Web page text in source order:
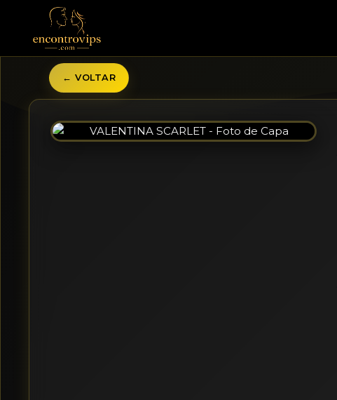
← VOLTAR